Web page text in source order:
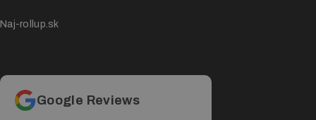
Naj-rollup.sk
Google Reviews